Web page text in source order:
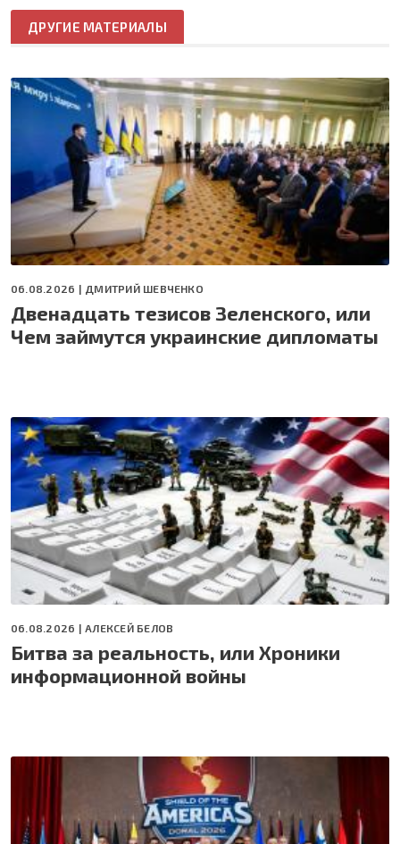
ДРУГИЕ МАТЕРИАЛЫ
06.08.2026 | ДМИТРИЙ ШЕВЧЕНКО
Двенадцать тезисов Зеленского, или
Чем займутся украинские дипломаты
06.08.2026 | АЛЕКСЕЙ БЕЛОВ
Битва за реальность, или Хроники
информационной войны